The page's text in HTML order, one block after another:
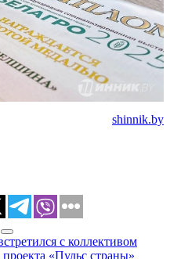
shinnik.by